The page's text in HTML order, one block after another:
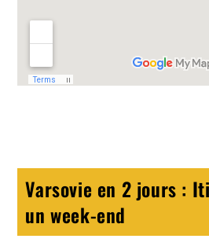
Varsovie en 2 jours :
un week-end